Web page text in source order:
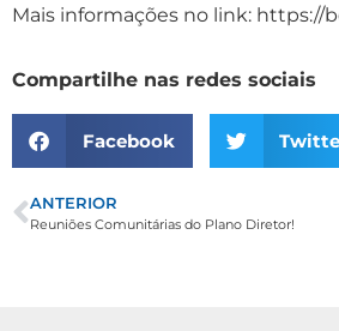
Mais informações no link: https://
Compartilhe nas redes sociais
Facebook
ANTERIOR
Reuniões Comunitárias do Plano Diretor! ️